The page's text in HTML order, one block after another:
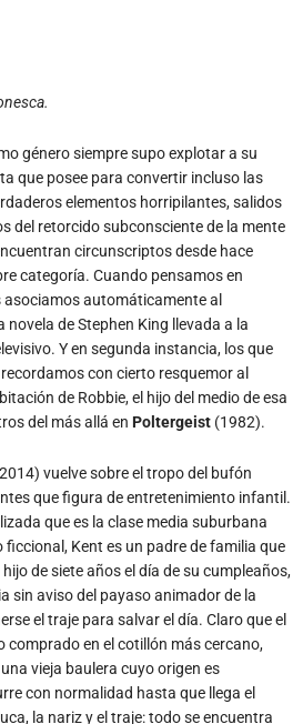
que posee para convertir incluso las
del retorcido subconsciente de la mente
circunscriptos desde hace
categoría. Cuando pensamos en
automáticamente al
novela de Stephen King llevada a la
Y en segunda instancia, los que
con cierto resquemor al
de Robbie, el hijo del medio de esa
del más allá enPoltergeist(1982).
, 2014) vuelve sobre el tropo del bufón
que figura de entretenimiento infantil.
Kent es un padre de familia que
de siete años el día de su cumpleaños,
sin aviso del payaso animador de la
el traje para salvar el día. Claro que el
comprado en el cotillón más cercano,
vieja baulera cuyo origen es
con normalidad hasta que llega el
la nariz y el traje: todo se encuentra
de retirarlo.